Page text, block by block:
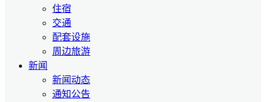
住宿
交通
配套设施
周边旅游
新闻
新闻动态
通知公告